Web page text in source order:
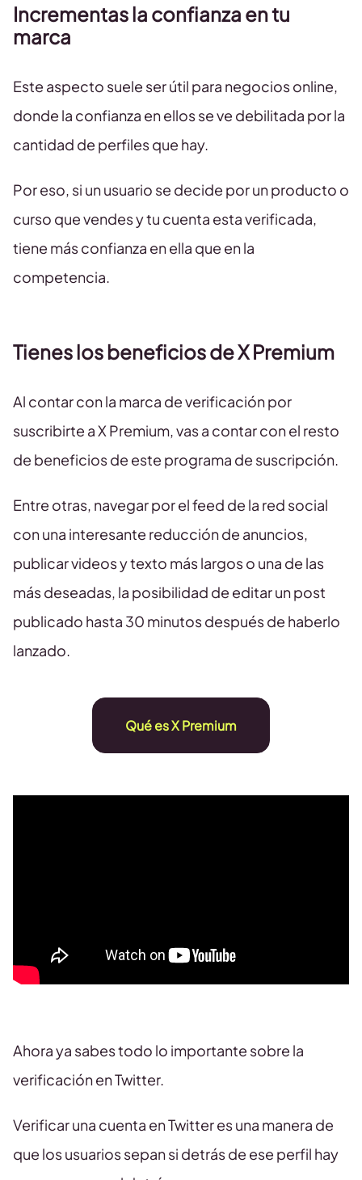
Incrementas la confianza en tu
marca
Este aspecto suele ser útil para negocios online,
donde la confianza en ellos se ve debilitada por la
cantidad de perfiles que hay.
Por eso, si un usuario se decide por un producto o
curso que vendes y tu cuenta esta verificada,
tiene más confianza en ella que en la
competencia.
Tienes los beneficios de X Premium
Al contar con la marca de verificación por
suscribirte a X Premium, vas a contar con el resto
de beneficios de este programa de suscripción.
Entre otras, navegar por el feed de la red social
con una interesante reducción de anuncios,
publicar videos y texto más largos o una de las
más deseadas, la posibilidad de editar un post
publicado hasta 30 minutos después de haberlo
lanzado.
Qué es X Premium
Ahora ya sabes todo lo importante sobre la
verificación en Twitter.
Verificar una cuenta en Twitter es una manera de
que los usuarios sepan si detrás de ese perfil hay